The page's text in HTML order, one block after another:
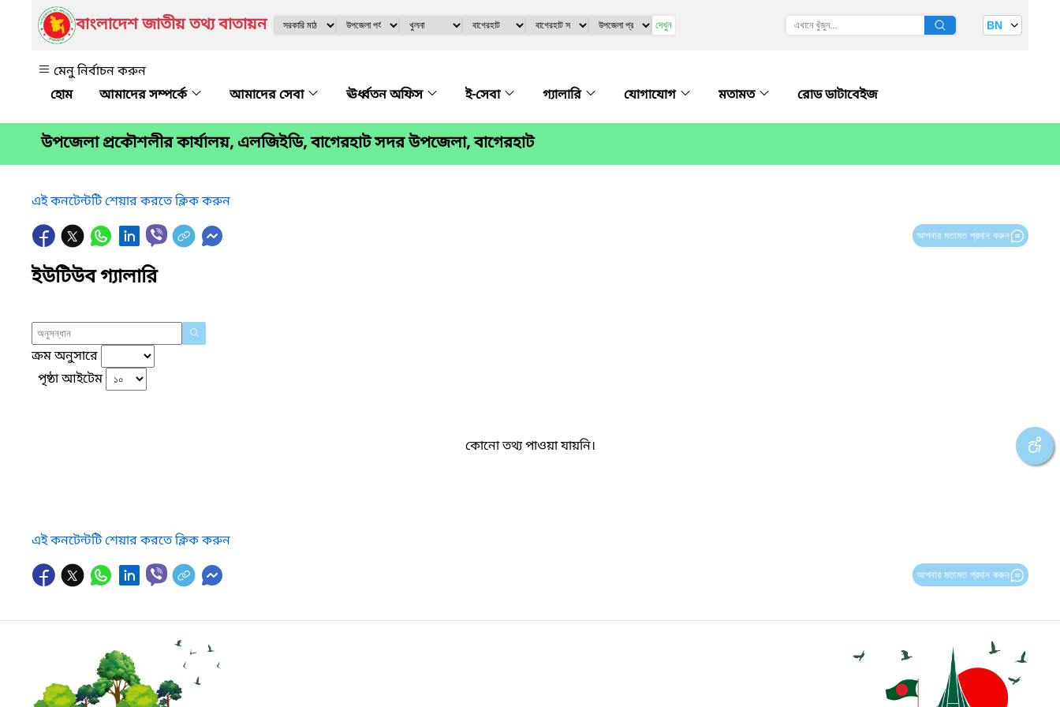
বাংলাদেশ জাতীয় তথ্য বাতায়ন দেখুন BN
মেনু নির্বাচন করুন
আমাদের সম্পর্কে
আমাদের সেবা ঊর্ধ্বতন অফিস ই-সেবা গ্যালারি যোগাযোগ মতামত রোড ডাটাবেইজ
উপজেলা প্রকৌশলীর কার্যালয়, এলজিইডি, বাগেরহাট সদর উপজেলা, বাগেরহাট
এই কনটেন্টটি শেয়ার করতে ক্লিক করুন
আপনার মতামত প্রদান করুন
ইউটিউব গ্যালারি
ক্রম অনুসারে
পৃষ্ঠা আইটেম
কোনো তথ্য পাওয়া যায়নি।
এই কনটেন্টটি শেয়ার করতে ক্লিক করুন
আপনার মতামত প্রদান করুন